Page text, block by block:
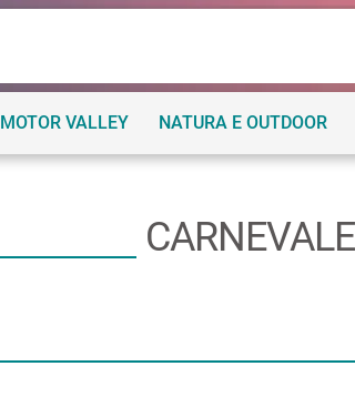
MOTOR VALLEY NATURA E OUTDOOR
CARNEVALE